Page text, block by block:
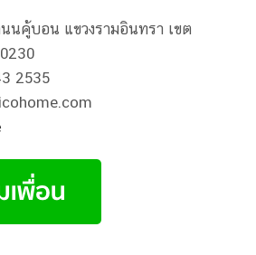
นคู้บอน แขวงรามอินทรา เขต
2535